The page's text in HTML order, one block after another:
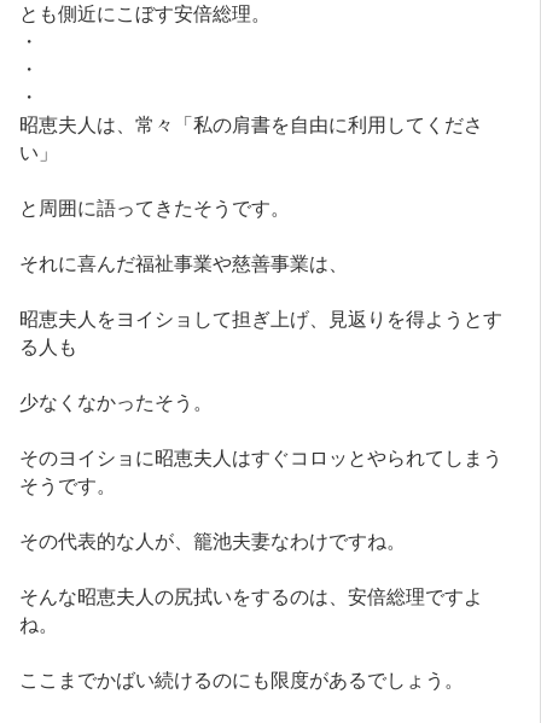
とも側近にこぼす安倍総理。
・
・
・
昭恵夫人は、常々「私の肩書を自由に利用してくださ
い」
と周囲に語ってきたそうです。
それに喜んだ福祉事業や慈善事業は、
昭恵夫人をヨイショして担ぎ上げ、見返りを得ようとす
る人も
少なくなかったそう。
そのヨイショに昭恵夫人はすぐコロッとやられてしまう
そうです。
その代表的な人が、籠池夫妻なわけですね。
そんな昭恵夫人の尻拭いをするのは、安倍総理ですよ
ね。
ここまでかばい続けるのにも限度があるでしょう。